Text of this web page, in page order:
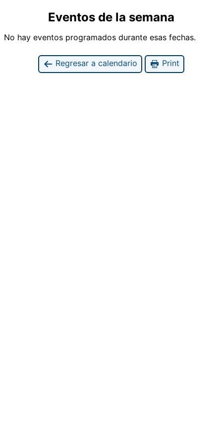
Eventos de la semana
No hay eventos programados durante esas fechas.
Regresar a calendario Print